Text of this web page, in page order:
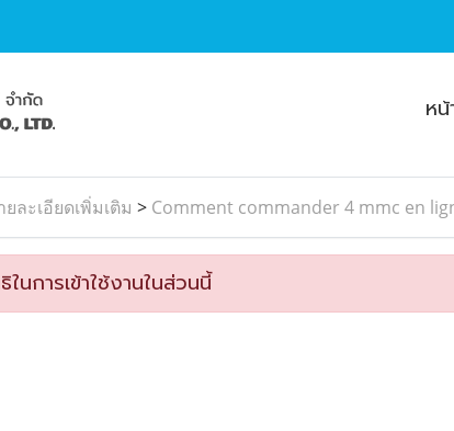
ห
ละเอียดเพิ่มเติม > Comment commander 4 mmc en
นการเข้าใช้งานในส่วนนี้